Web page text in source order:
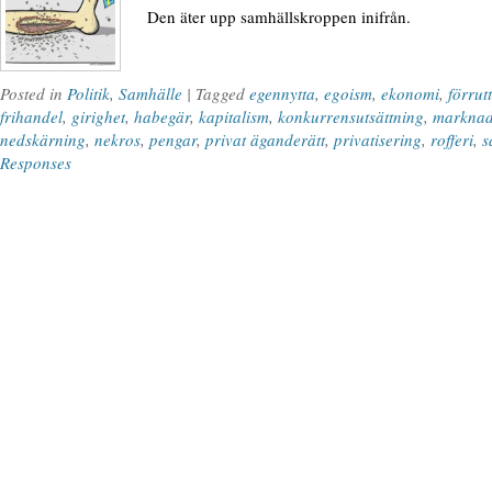
Den äter upp samhällskroppen inifrån.
Posted in Politik, Samhälle | Tagged egennytta, egoism, ekonomi,
frihandel, girighet, habegär, kapitalism, konkurrensutsättning,
nedskärning, nekros, pengar, privat äganderätt, privatisering, rofferi,
Responses